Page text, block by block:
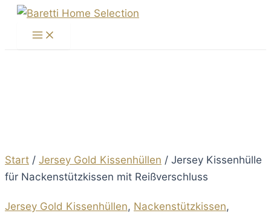
Zum
Main
Start / Jersey Gold Kissenhüllen / Jersey Kissenhülle
für Nackenstützkissen mit Reißverschluss
Jersey Gold Kissenhüllen, Nackenstützkissen,